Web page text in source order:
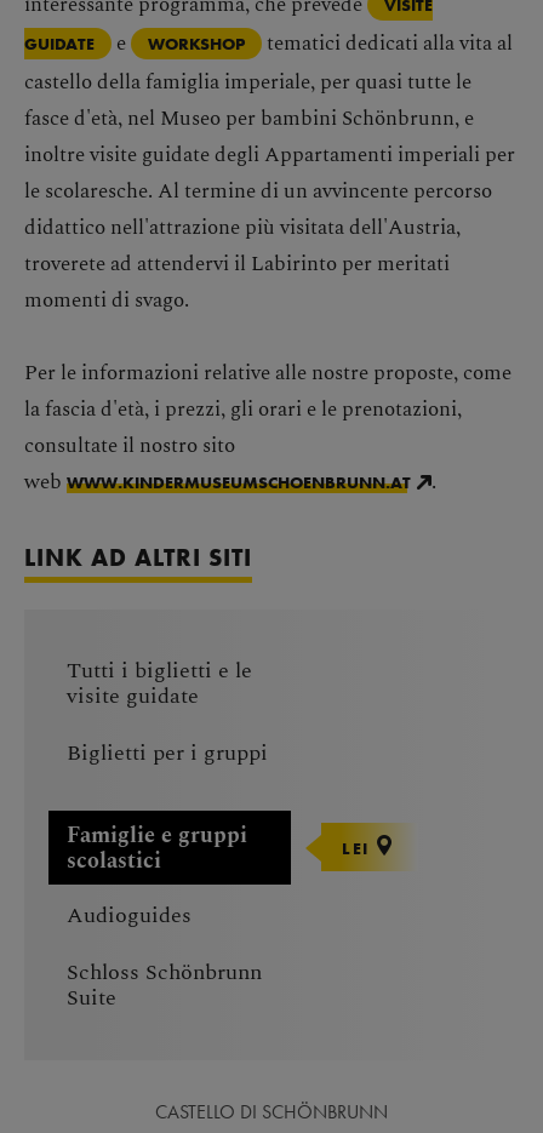
VISITE
GUIDATE
e WORKSHOP
tematici dedicati alla vita al
castello della famiglia imperiale, per quasi tutte le
fasce d'età, nel Museo per bambini Schönbrunn, e
inoltre visite guidate degli Appartamenti imperiali per
le scolaresche. Al termine di un avvincente percorso
didattico nell'attrazione più visitata dell'Austria,
troverete ad attendervi il Labirinto per meritati
momenti di svago.
Per le informazioni relative alle nostre proposte, come
la fascia d'età, i prezzi, gli orari e le prenotazioni,
consultate il nostro sito
web WWW.KINDERMUSEUMSCHOENBRUNN.AT .
LINK AD ALTRI SITI
Tutti i biglietti e le
visite guidate
Biglietti per i gruppi
Famiglie e gruppi
scolastici
LEI
Audioguides
Schloss Schönbrunn
Suite
CASTELLO DI SCHÖNBRUNN